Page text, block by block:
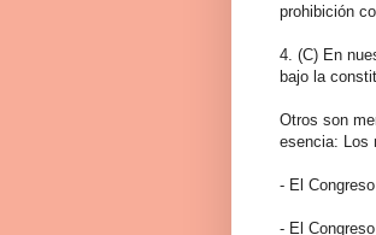
prohibición
4. (C) En
bajo la
Otros son
esencia: Los
- El
- El